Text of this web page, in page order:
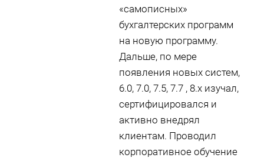
«самописных»
бухгалтерских программ
на новую программу.
Дальше, по мере
появления новых систем,
6.0, 7.0, 7.5, 7.7 , 8.х изучал,
сертифицировался и
активно внедрял
клиентам. Проводил
корпоративное обучение